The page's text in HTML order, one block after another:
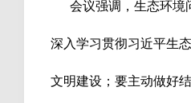
会议强调，生态环境
深入学习贯彻习近平生
文明建设；要主动做好